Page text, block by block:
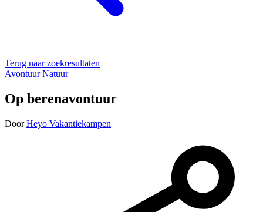
Terug naar zoekresultaten
Avontuur Natuur
Op berenavontuur
Door Heyo Vakantiekampen